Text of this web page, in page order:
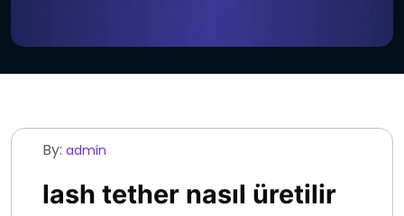
By: admin
lash tether nasıl üretilir